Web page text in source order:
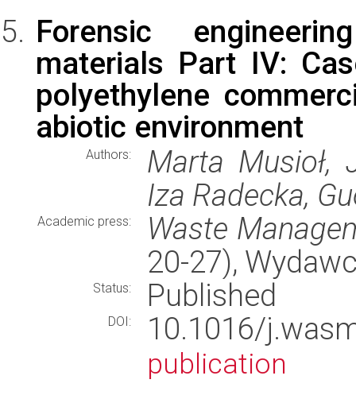
Forensic
materials Part IV:
polyethylene
abiotic environment
Authors:
Marta Musioł,
Iza Radecka,
Academic press:
Waste
20-27),
Status: Published
DOI: 10.1016/
publication